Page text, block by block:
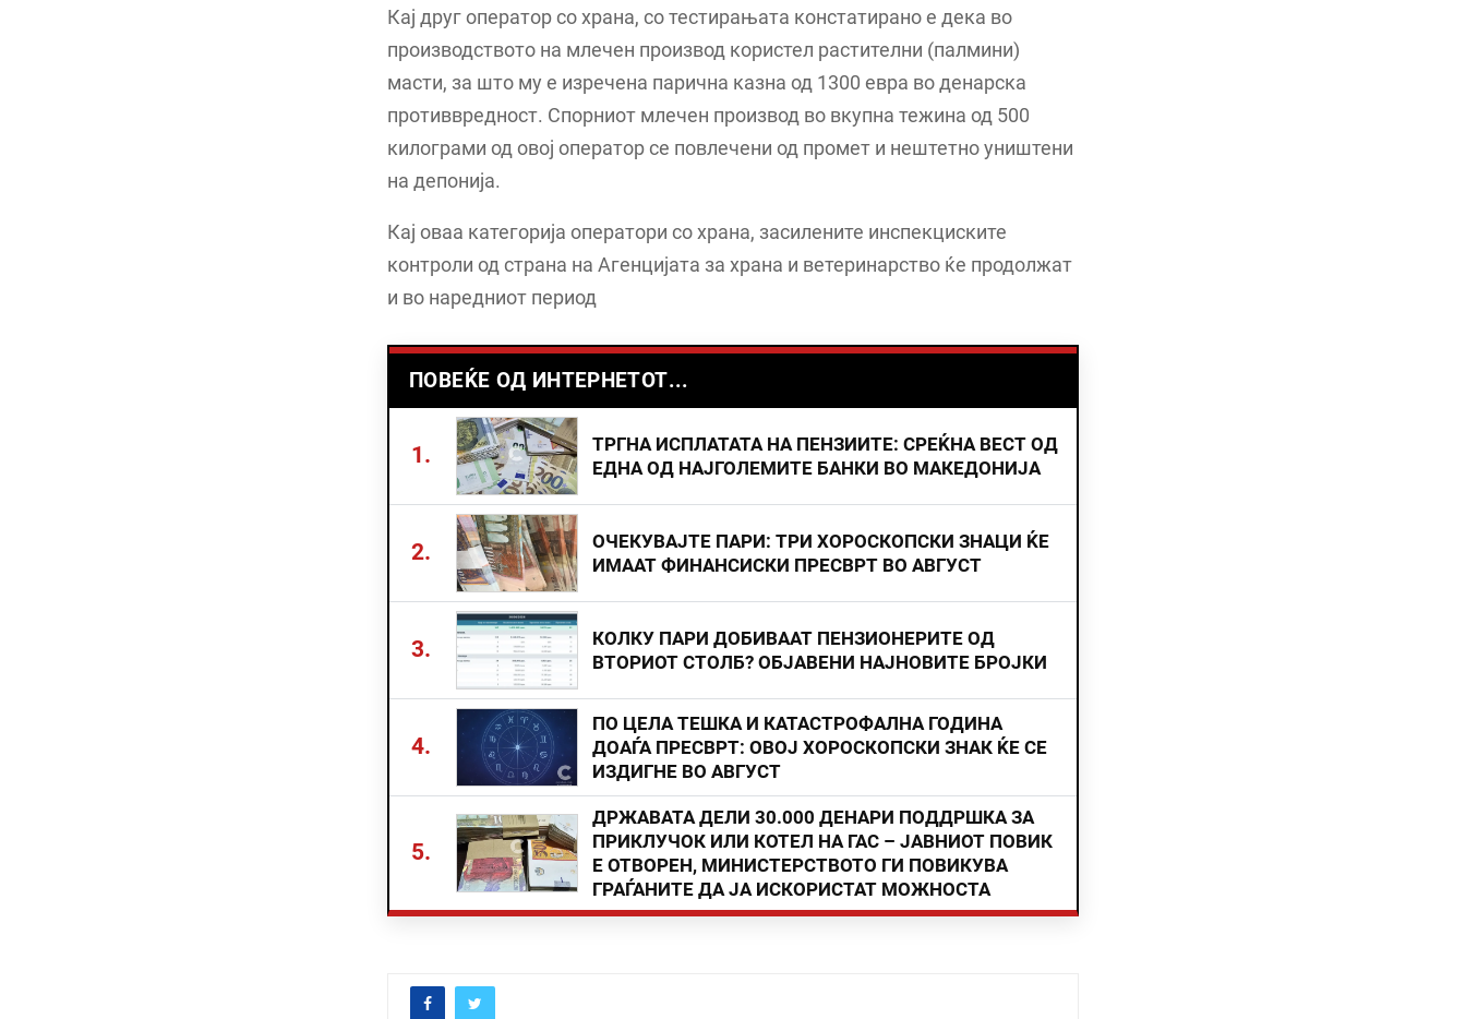
Кај друг оператор со храна, со тестирањата констатирано е дека во
производството на млечен производ користел растителни (палмини)
масти, за што му е изречена парична казна од 1300 евра во денарска
противвредност. Спорниот млечен производ во вкупна тежина од 500
килограми од овој оператор се повлечени од промет и нештетно уништени
на депонија.
Кај оваа категорија оператори со храна, засилените инспекциските
контроли од страна на Агенцијата за храна и ветеринарство ќе продолжат
и во наредниот период
ПОВЕЌЕ ОД ИНТЕРНЕТОТ...
1.
ТРГНА ИСПЛАТАТА НА ПЕНЗИИТЕ: СРЕЌНА ВЕСТ ОД
ЕДНА ОД НАЈГОЛЕМИТЕ БАНКИ ВО МАКЕДОНИЈА
2.
ОЧЕКУВАЈТЕ ПАРИ: ТРИ ХОРОСКОПСКИ ЗНАЦИ ЌЕ
ИМААТ ФИНАНСИСКИ ПРЕСВРТ ВО АВГУСТ
3.
КОЛКУ ПАРИ ДОБИВААТ ПЕНЗИОНЕРИТЕ ОД
ВТОРИОТ СТОЛБ? ОБЈАВЕНИ НАЈНОВИТЕ БРОЈКИ
4.
ПО ЦЕЛА ТЕШКА И КАТАСТРОФАЛНА ГОДИНА
ДОАЃА ПРЕСВРТ: ОВОЈ ХОРОСКОПСКИ ЗНАК ЌЕ СЕ
ИЗДИГНЕ ВО АВГУСТ
5.
ДРЖАВАТА ДЕЛИ 30.000 ДЕНАРИ ПОДДРШКА ЗА
ПРИКЛУЧОК ИЛИ КОТЕЛ НА ГАС – ЈАВНИОТ ПОВИК
Е ОТВОРЕН, МИНИСТЕРСТВОТО ГИ ПОВИКУВА
ГРАЃАНИТЕ ДА ЈА ИСКОРИСТАТ МОЖНОСТА